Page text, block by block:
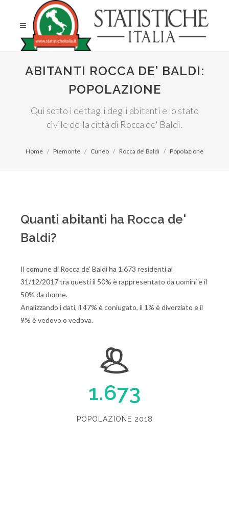
ABITANTI ROCCA DE' BALDI:
POPOLAZIONE
Qui sotto i dettagli degli abitanti e lo stato
civile della città di Rocca de' Baldi.
Home Piemonte Cuneo Rocca de' Baldi Popolazione
Quanti abitanti ha Rocca de'
Baldi?
Il comune di Rocca de' Baldi ha 1.673 residenti al
31/12/2017 tra questi il 50% è rappresentato da uomini e il
50% da donne.
Analizzando i dati, il 47% è coniugato, il 1% è divorziato e il
9% è vedovo o vedova.
1.673
POPOLAZIONE 2018